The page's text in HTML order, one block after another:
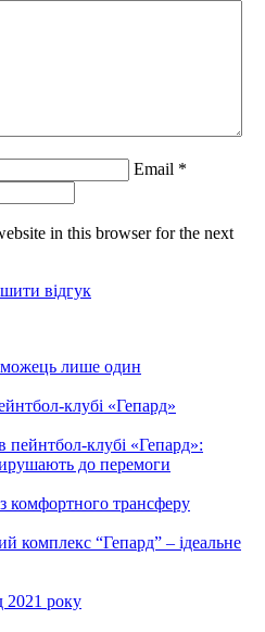
Email *
in this browser for the next
відгук
лише один
клубі «Гепард»
пейнтбол-клубі «Гепард»:
до перемоги
комфортного трансферу
комплекс “Гепард” – ідеальне
2021 року